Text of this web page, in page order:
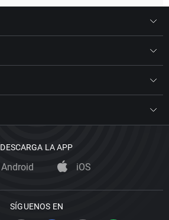
DESCARGA LA APP
Android iOS
SÍGUENOS EN